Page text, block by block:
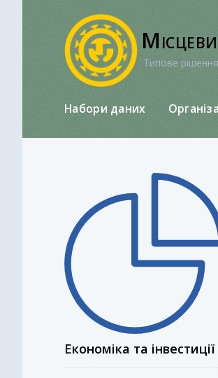
Типове
Набори даних
Економіка та інвестиції